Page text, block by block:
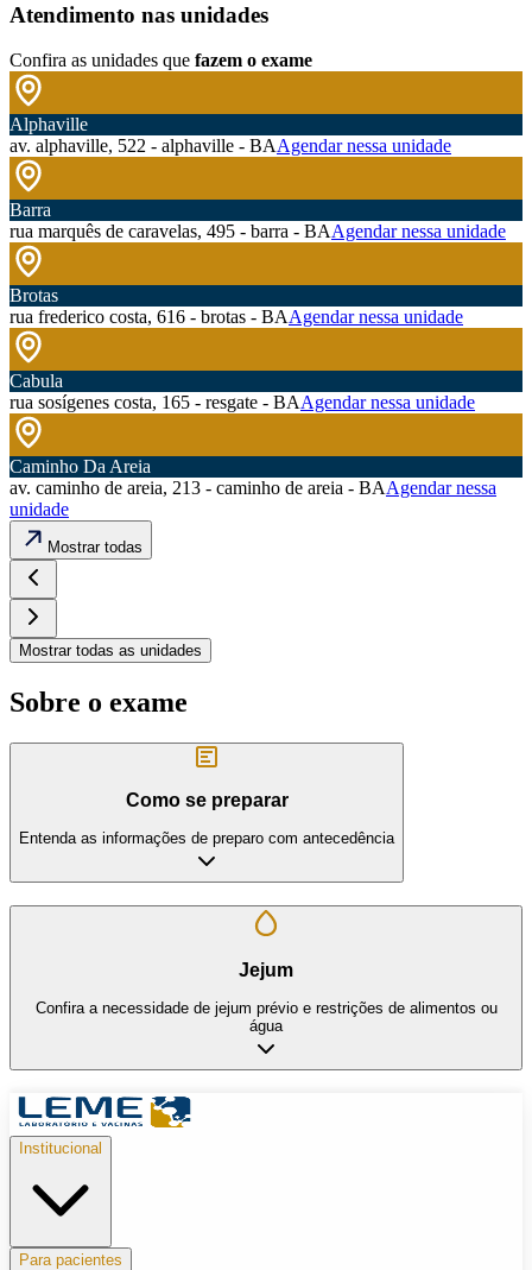
Atendimento nas unidades
Confira as unidades que fazem o exame
Alphaville
av. alphaville, 522 - alphaville - BAAgendar nessa unidade
Barra
rua marquês de caravelas, 495 - barra - BAAgendar nessa unidade
Brotas
rua frederico costa, 616 - brotas - BAAgendar nessa unidade
Cabula
rua sosígenes costa, 165 - resgate - BAAgendar nessa unidade
Caminho Da Areia
av. caminho de areia, 213 - caminho de areia - BAAgendar nessa
unidade
Mostrar todas
Mostrar todas as unidades
Sobre o exame
Como se preparar
Entenda as informações de preparo com antecedência
Jejum
Confira a necessidade de jejum prévio e restrições de alimentos ou
água
Institucional
Para pacientes